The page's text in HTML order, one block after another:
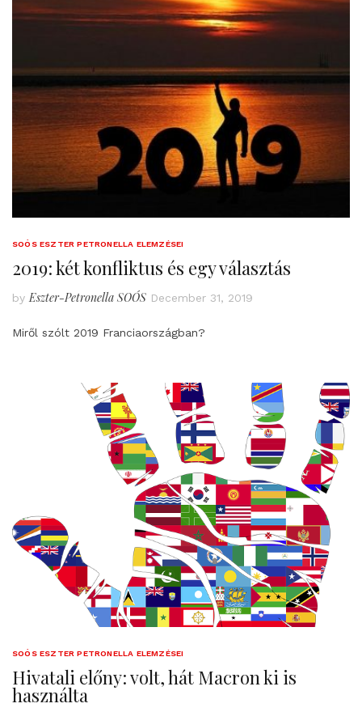
SOÓS ESZTER PETRONELLA ELEMZÉSEI
2019: két konfliktus és egy választás
by Eszter-Petronella SOÓS December 31, 2019
Miről szólt 2019 Franciaországban?
SOÓS ESZTER PETRONELLA ELEMZÉSEI
Hivatali előny: volt, hát Macron ki is
használta